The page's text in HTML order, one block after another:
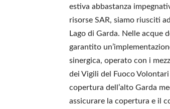
estiva abbastanza
risorse SAR, siamo riusciti
Lago di Garda. Nelle acque
garantito
sinergica, operato con i
dei Vigili del Fuoco
copertura dell’alto Garda
assicurare la copertura e il